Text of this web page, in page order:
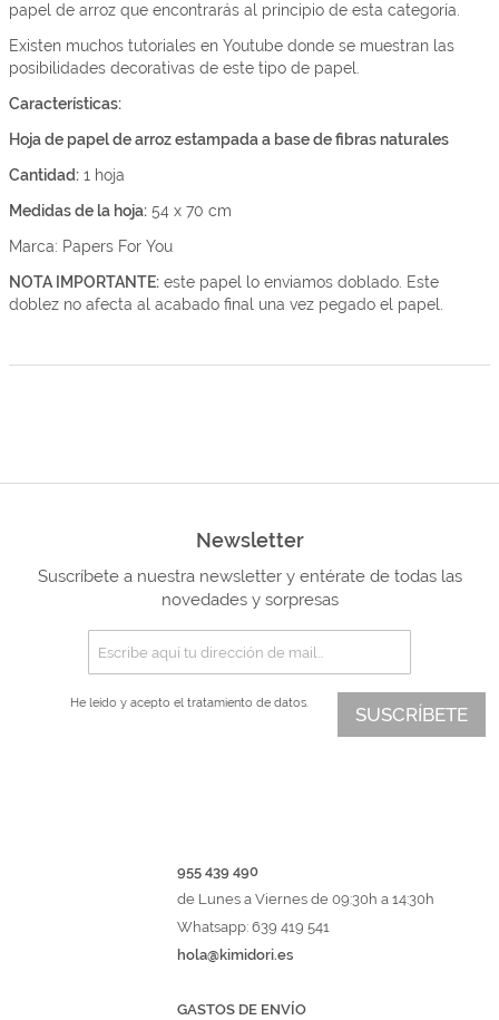
papel de arroz que encontrarás al principio de esta categoría.
Existen muchos tutoriales en Youtube donde se muestran las
posibilidades decorativas de este tipo de papel.
Características:
Hoja de papel de arroz estampada a base de fibras naturales
Cantidad: 1 hoja
Medidas de la hoja: 54 x 70 cm
Marca: Papers For You
NOTA IMPORTANTE: este papel lo enviamos doblado. Este
doblez no afecta al acabado final una vez pegado el papel.
Newsletter
Suscríbete a nuestra newsletter y entérate de todas las
novedades y sorpresas
SUSCRÍBETE
He leído y acepto el tratamiento de datos.
955 439 490
de Lunes a Viernes de 09:30h a 14:30h
Whatsapp: 639 419 541
hola@kimidori.es
GASTOS DE ENVÍO